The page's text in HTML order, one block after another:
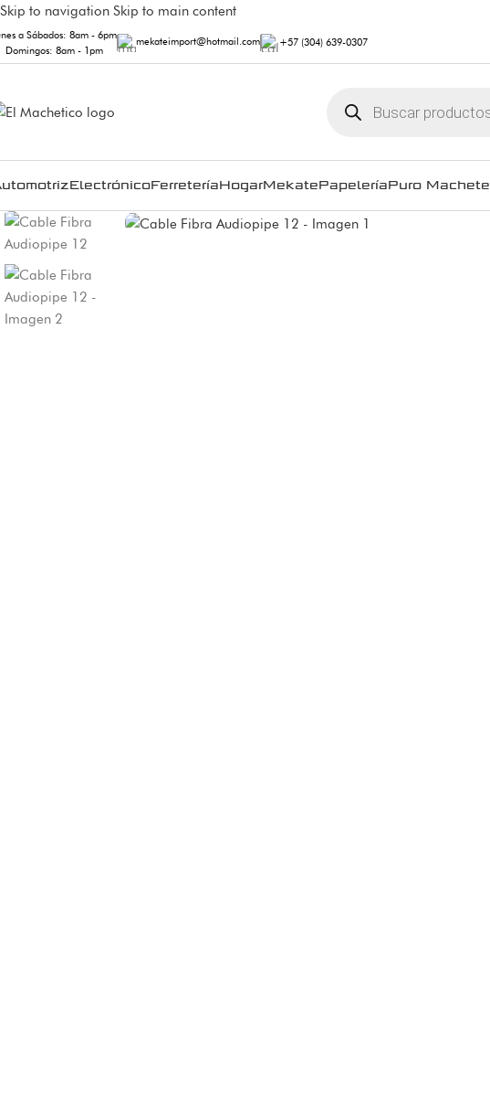
Skip to navigation Skip to main content
a Sábados: 8am - 6pm
Domingos: 8am - 1pm
mekateimport@hotmail.com +57 (304) 639-0307
ElectrónicoFerreteríaHogarMekatePapeleríaPuro Machete